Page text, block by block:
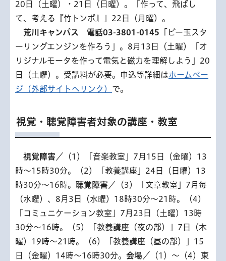
20日（土曜）・21日（日曜）。「作って、飛ばし
て、考える『竹トンボ』」22日（月曜）。
荒川キャンパス 電話03-3801-0145 「ビー玉スタ
ーリングエンジンを作ろう」。8月13日（土曜）「オ
リジナルモータを作って電気と磁力を理解しよう」20
日（土曜）。受講料が必要。申込等詳細はホームペー
ジ（外部サイトへリンク） で。
視覚・聴覚障害者対象の講座・教室
視覚障害 ／（1）「音楽教室」7月15日（金曜）13
時～15時30分。（2）「教養講座」24日（日曜）13
時30分～16時。 聴覚障害 ／（3）「文章教室」7月毎
（水曜）、8月3日（水曜）18時30分～21時。（4）
「コミュニケーション教室」7月23日（土曜）13時
30分～16時。（5）「教養講座（夜の部）」7日（木
曜）19時～21時。（6）「教養講座（昼の部）」15
日（金曜）14時～16時30分。 会場 ／（1）～（4）東